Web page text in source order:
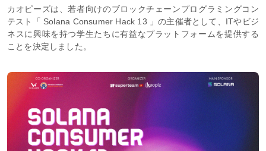
カオピーズは、若者向けのブロックチェーンプログラミングコン
テスト「 Solana Consumer Hack 13 」の主催者として、ITやビジ
ネスに興味を持つ学生たちに有益なプラットフォームを提供する
ことを決定しました。